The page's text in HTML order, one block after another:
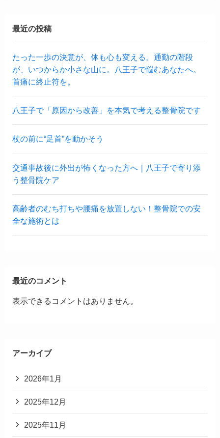
最近の投稿
たった一歩の決意が、体も心も変える。通勤の階段
が、いつからか小さな山に。八王子で悩むあなたへ。
首痛に終止符を。
八王子で「原因から改善」を本気で考える整骨院です
杖の前に“足首”を動かそう
交通事故後に外出が怖くなった方へ｜八王子で寄り添
う整骨院ケア
高齢者のむち打ちや腰痛を放置しない！整骨院での安
全な施術とは
最近のコメント
表示できるコメントはありません。
アーカイブ
2026年1月
2025年12月
2025年11月